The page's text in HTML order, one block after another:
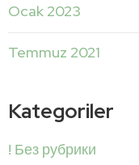
Ocak 2023
Temmuz 2021
Kategoriler
! Без рубрики